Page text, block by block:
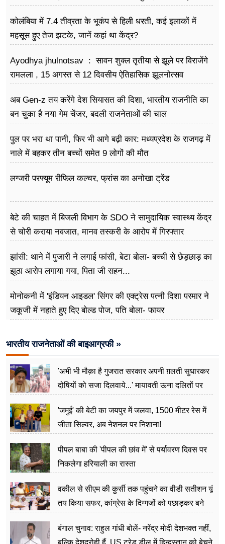
कोलंबिया में 7.4 तीव्रता के भूकंप से हिली धरती, कई इलाकों में
महसूस हुए तेज झटके, जानें कहां था केंद्र?
Ayodhya jhulnotsav : सावन शुक्ल तृतीया से झूले पर विराजेंगे
रामलला , 15 अगस्त से 12 दिवसीय ऐतिहासिक झूलनोत्सव
अब Gen-z तय करेंगे देश सियासत की दिशा, भारतीय राजनीति का
बन चुका है नया गेम चेंजर, बदली राजनेताओं की चाल
पुल पर भरा था पानी, फिर भी आगे बढ़ी कार: मध्यप्रदेश के राजगढ़ में
नाले में बहकर तीन बच्चों समेत 9 लोगों की मौत
लग्जरी परफ्यूम रीफिल कल्चर, फ्रांस का अनोखा ट्रेंड
बेटे की चाहत में बिजली विभाग के SDO ने सामुदायिक स्वास्थ्य केंद्र
से चोरी कराया नवजात, मानव तस्करी के आरोप में गिरफ्तार
झांसी: थाने में पुजारी ने लगाई फांसी, बेटा बोला- बच्ची से छेड़छाड़ का
झूठा आरोप लगाया गया, पिता जी सहन...
मोनोकनी में 'इंडियन आइडल' सिंगर की एक्ट्रेस पत्नी दिशा परमार ने
जकूजी में नहाते हुए दिए बोल्ड पोज, पति बोला- फायर
भारतीय राजनेताओं की बाइआग्रफी »
'अभी भी मौक़ा है गुजरात सरकार अपनी ग़लती सुधारकर
दोषियों को सजा दिलवाये...' मायावती ऊना दलितों पर
'जमुई' की बेटी का जयपुर में जलवा, 1500 मीटर रेस में
जीता सिल्वर, अब नेशनल पर निशाना!
पीपल बाबा की 'पीपल की छांव में' से पर्यावरण दिवस पर
निकलेगा हरियाली का रास्ता
वकील से सीएम की कुर्सी तक पहुंचने का वीडी सतीशन यूं
तय किया सफर, कांग्रेस के दिग्गजों को पछाड़कर बने
बंगाल चुनाव: राहुल गांधी बोलें- नरेंद्र मोदी देशभक्त नहीं,